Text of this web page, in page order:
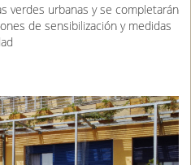
verdes urbanas y se completarán
de sensibilización y medidas